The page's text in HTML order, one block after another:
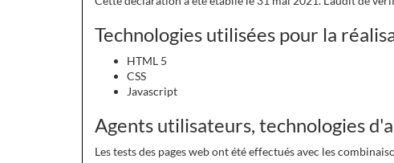
Technologies utilisées pour la
HTML 5
CSS
Javascript
Agents utilisateurs, technologies
Les tests des pages web ont été effectués avec les